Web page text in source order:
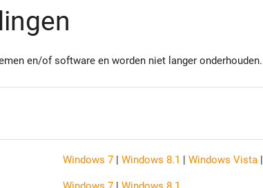
en/of software en worden niet langer onderhouden.
Windows 7| Windows 8.1 | Windows Vista|